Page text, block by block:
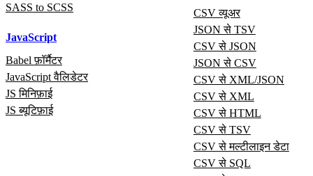
SASS to SCSS
JavaScript
Babel फ़ॉर्मैटर
JavaScript वैलिडेटर
JS मिनिफ़ाई
JS ब्यूटिफ़ाई
CSV व्यूअर
JSON से TSV
CSV से JSON
JSON से CSV
CSV से XML/JSON
CSV से XML
CSV से HTML
CSV से TSV
CSV से मल्टीलाइन डेटा
CSV से SQL